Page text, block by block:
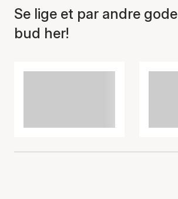
Se lige et par andre gode
bud her!